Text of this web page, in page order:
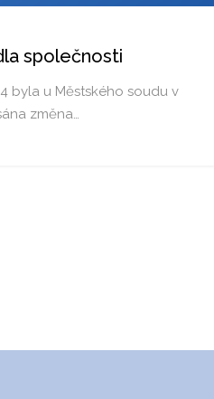
společnosti
byla u Městského soudu v
změna…